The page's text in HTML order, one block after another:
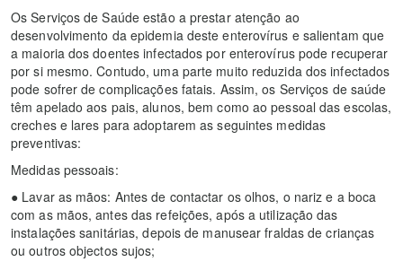
Os Serviços de Saúde estão a prestar atenção ao
desenvolvimento da epidemia deste enterovírus e salientam que
a maioria dos doentes infectados por enterovírus pode recuperar
por si mesmo. Contudo, uma parte muito reduzida dos infectados
pode sofrer de complicações fatais. Assim, os Serviços de saúde
têm apelado aos pais, alunos, bem como ao pessoal das escolas,
creches e lares para adoptarem as seguintes medidas
preventivas:
Medidas pessoais:
● Lavar as mãos: Antes de contactar os olhos, o nariz e a boca
com as mãos, antes das refeições, após a utilização das
instalações sanitárias, depois de manusear fraldas de crianças
ou outros objectos sujos;